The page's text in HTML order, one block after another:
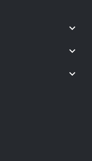
keyboard_arrow_down
keyboard_arrow_down
keyboard_arrow_down